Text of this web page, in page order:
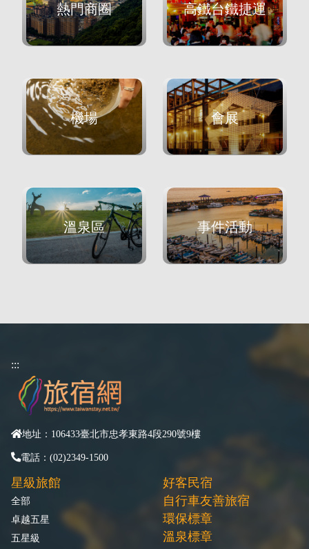
熱門商圈 高鐵台鐵捷運
機場 會展
溫泉區 事件活動
:::
地址：106433臺北市忠孝東路4段290號9樓
電話：(02)2349-1500
星級旅館
全部
卓越五星
五星級
好客民宿
自行車友善旅宿
環保標章
溫泉標章